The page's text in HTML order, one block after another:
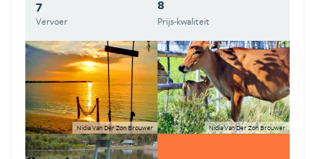
7
Vervoer
8
Prijs-kwaliteit
Nidia Van Der Zon Brouwer Nidia Van Der Zon Brouwer